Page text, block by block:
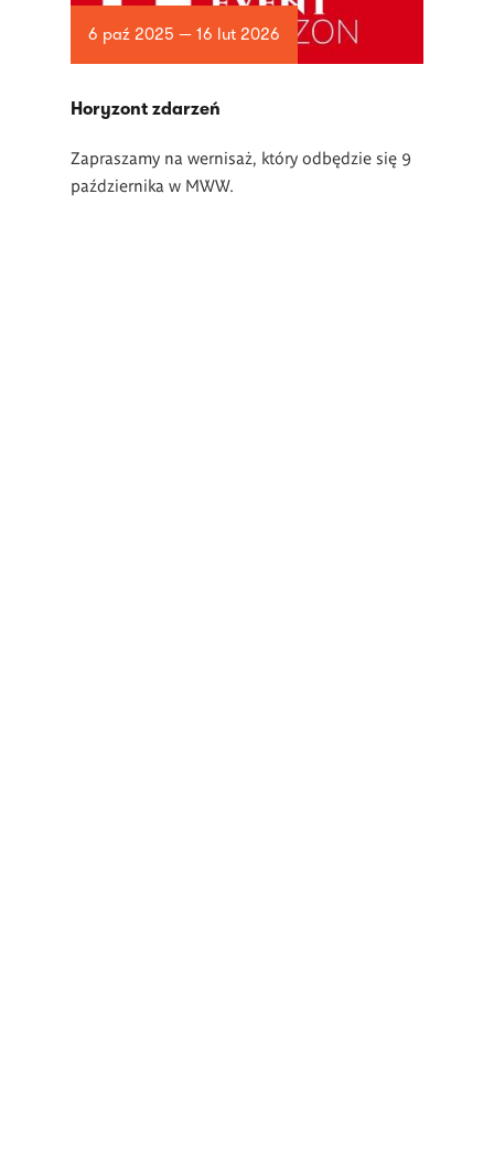
6 paź 2025 — 16 lut 2026
Horyzont zdarzeń
Zapraszamy na wernisaż, który odbędzie się 9
października w MWW.